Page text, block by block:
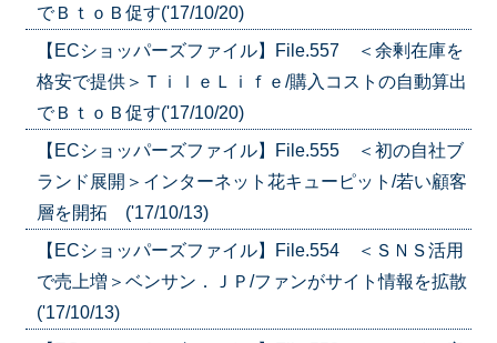
でＢｔｏＢ促す('17/10/20)
【ECショッパーズファイル】File.557 ＜余剰在庫を
格安で提供＞ＴｉｌｅＬｉｆｅ/購入コストの自動算出
でＢｔｏＢ促す('17/10/20)
【ECショッパーズファイル】File.555 ＜初の自社ブ
ランド展開＞インターネット花キューピット/若い顧客
層を開拓 ('17/10/13)
【ECショッパーズファイル】File.554 ＜ＳＮＳ活用
で売上増＞ベンサン．ＪＰ/ファンがサイト情報を拡散
('17/10/13)